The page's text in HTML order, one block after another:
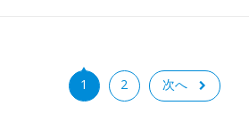
1 2 次へ